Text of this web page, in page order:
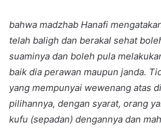
bahwa madzhab Hanafi
telah baligh dan berakal sehat
suaminya dan boleh pula
baik dia perawan maupun janda.
yang mempunyai wewenang atas
pilihannya, dengan syarat, orang
kufu (sepadan) dengannya dan